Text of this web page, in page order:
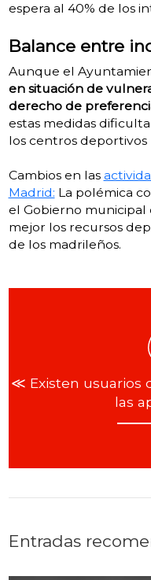
espera al 40% de los
Balance entre
Aunque el
en situación de
derecho de
estas medidas
los centros deportivos
Cambios en las
Madrid: La polémica
el Gobierno
mejor los recursos
de los madrileños.
≪ Existen usuarios
las
Entradas